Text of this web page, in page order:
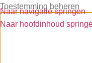
Toestemming beheren
Naar navigatie springen
Naar hoofdinhoud